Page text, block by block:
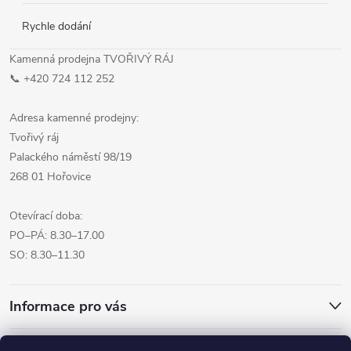
Rychle dodání
Kamenná prodejna TVOŘIVÝ RÁJ
📞 +420 724 112 252
Adresa kamenné prodejny:
Tvořivý ráj
Palackého náměstí 98/19
268 01 Hořovice
Otevírací doba:
PO–PÁ: 8.30–17.00
SO: 8.30–11.30
Informace pro vás